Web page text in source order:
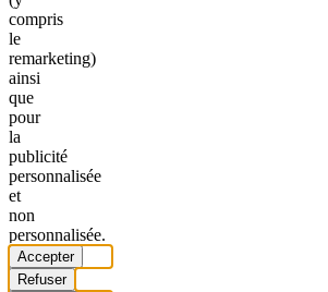
compris
le
remarketing)
ainsi
que
pour
la
publicité
personnalisée
et
non
personnalisée.
Accepter
Refuser